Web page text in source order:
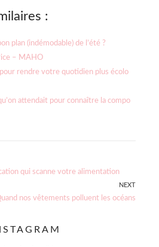
:
plan (indémodable) de l’été ?
– MAHO
rendre votre quotidien plus écolo
attendait pour connaître la compo
qui scanne votre alimentation
NEXT
nos vêtements polluent les océans